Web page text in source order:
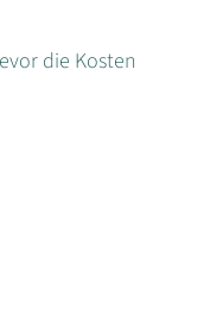
die Kosten